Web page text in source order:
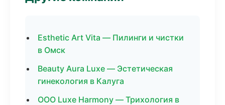
Esthetic Art Vita — Пилинги и чистки
в Омск
Beauty Aura Luxe — Эстетическая
гинекология в Калуга
ООО Luxe Harmony — Трихология в